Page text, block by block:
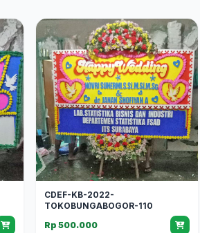
CDEF-KB-2022-
TOKOBUNGABOGOR-110
Rp 500.000